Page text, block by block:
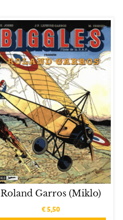
Roland Garros (Miklo)
€5,50